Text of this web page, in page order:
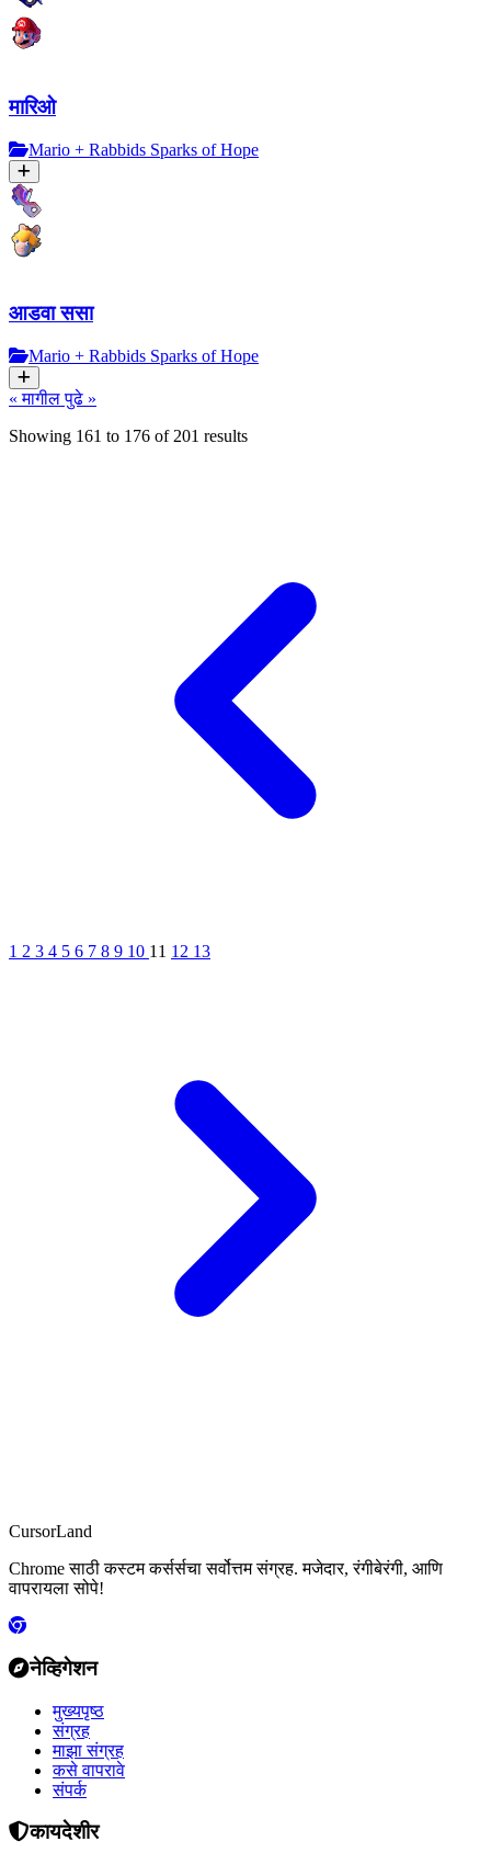
मारिओ
Mario + Rabbids Sparks of Hope
आडवा ससा
Mario + Rabbids Sparks of Hope
« मागीलपुढे »
Showing 161 to 176 of 201 results
1 2 3 4 5 6 7 8 9 10 11 12 13
CursorLand
Chrome साठी कस्टम कर्सर्सचा सर्वोत्तम संग्रह. मजेदार, रंगीबेरंगी, आणि
वापरायला सोपे!
नेव्हिगेशन
मुख्यपृष्ठ
संग्रह
माझा संग्रह
कसे वापरावे
संपर्क
कायदेशीर